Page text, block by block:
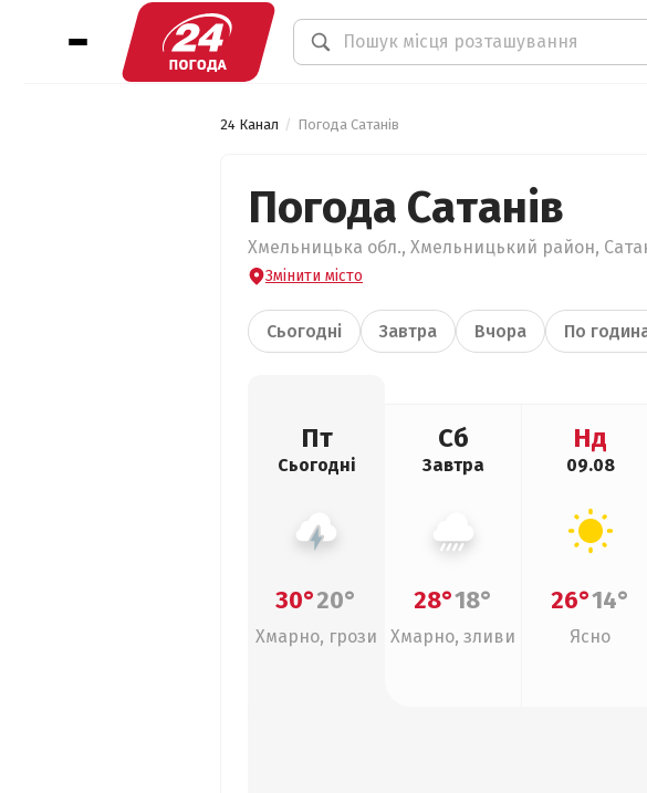
24 Канал Погода Сатанів
Погода Сатанів
Хмельницька обл., Хмельницький район,
Змінити місто
Сьогодні Завтра Вчора По
Пт
Сьогодні
30°20°
Хмарно, грози
Сб
Завтра
28°18°
Хмарно, зливи
Нд
09.08
26°14°
Ясно